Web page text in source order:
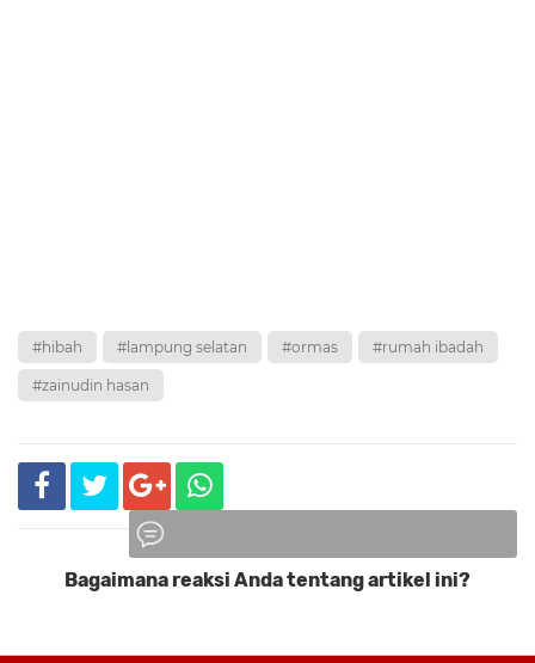
#hibah #lampung selatan #ormas #rumah ibadah
#zainudin hasan
Komentar
Bagaimana reaksi Anda tentang artikel ini?